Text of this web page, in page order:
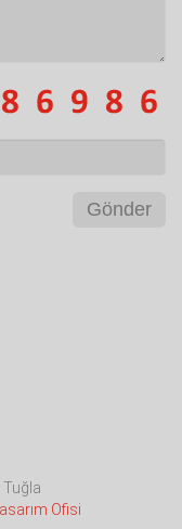
Gönder
Ofisi